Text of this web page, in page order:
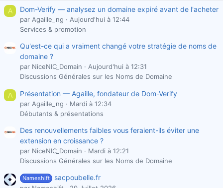
A Dom-Verify — analysez un domaine expiré avant de l'acheter
par Agaille_ng
Aujourd'hui à 12:44
Services & promotion
Qu'est-ce qui a vraiment changé votre stratégie de noms de
domaine ?
par NiceNIC_Domain
Aujourd'hui à 12:31
Discussions Générales sur les Noms de Domaine
A Présentation — Agaille, fondateur de Dom-Verify
par Agaille_ng
Mardi à 12:34
Débutants & présentations
Des renouvellements faibles vous feraient-ils éviter une
extension en croissance ?
par NiceNIC_Domain
Mardi à 12:21
Discussions Générales sur les Noms de Domaine
Nameshift sacpoubelle.fr